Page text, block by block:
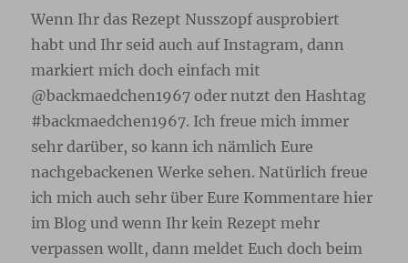
Wenn Ihr das Rezept Nusszopf ausprobiert
habt und Ihr seid auch auf Instagram, dann
markiert mich doch einfach mit
@backmaedchen1967 oder nutzt den Hashtag
#backmaedchen1967. Ich freue mich immer
sehr darüber, so kann ich nämlich Eure
nachgebackenen Werke sehen. Natürlich freue
ich mich auch sehr über Eure Kommentare hier
im Blog und wenn Ihr kein Rezept mehr
verpassen wollt, dann meldet Euch doch beim